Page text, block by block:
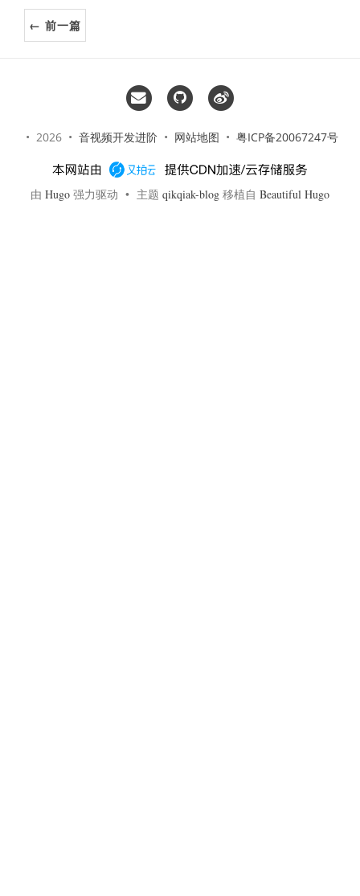
← 前一篇
• 2026 • 音视频开发进阶• 网站地图 • 粤ICP备20067247号
由 Hugo 强力驱动 • 主题 qikqiak-blog 移植自 Beautiful Hugo